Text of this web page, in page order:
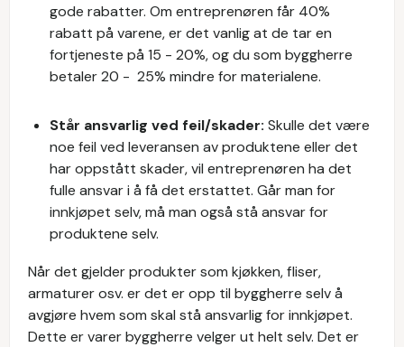
gode rabatter. Om entreprenøren får 40%
rabatt på varene, er det vanlig at de tar en
fortjeneste på 15 - 20%, og du som byggherre
betaler 20 - 25% mindre for materialene.
Står ansvarlig ved feil/skader: Skulle det være
noe feil ved leveransen av produktene eller det
har oppstått skader, vil entreprenøren ha det
fulle ansvar i å få det erstattet. Går man for
innkjøpet selv, må man også stå ansvar for
produktene selv.
Når det gjelder produkter som kjøkken, fliser,
armaturer osv. er det er opp til byggherre selv å
avgjøre hvem som skal stå ansvarlig for innkjøpet.
Dette er varer byggherre velger ut helt selv. Det er